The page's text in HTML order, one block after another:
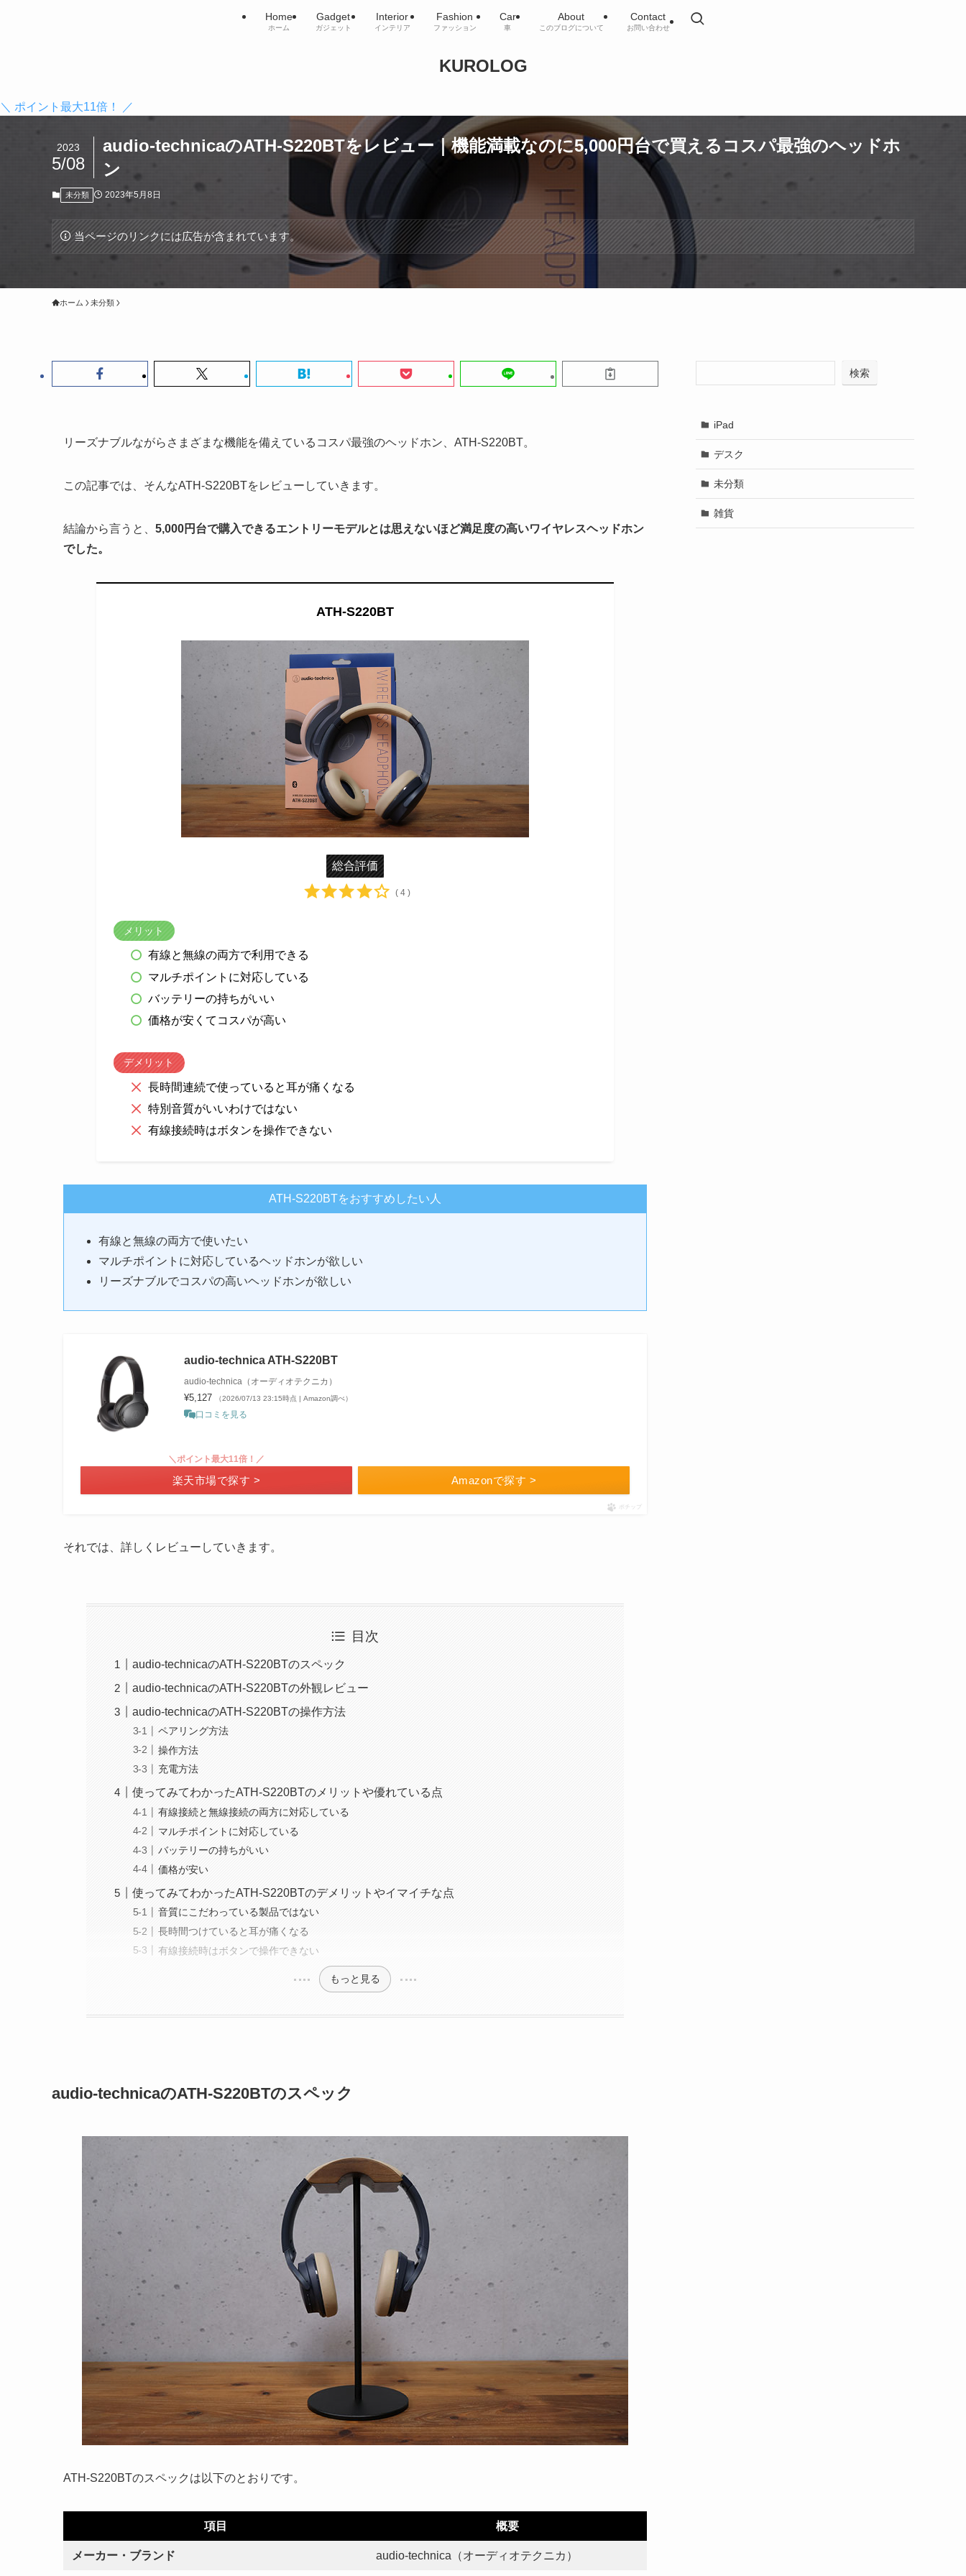
KUROLOG
Home
ホーム
Gadget
ガジェット
Interior
インテリア
Fashion
ファッション
Car
車
About
このブログについて
Contact
お問い合わせ
＼ ポイント最大11倍！ ／
audio-technicaのATH-S220BTをレビュー｜機能満載なのに5,000円台で買えるコスパ最強のヘッドホ
ン
2023
5/08
未分類 2023年5月8日
当ページのリンクには広告が含まれています。
ホーム 未分類
リーズナブルながらさまざまな機能を備えているコスパ最強のヘッドホン、ATH-S220BT。
この記事では、そんなATH-S220BTをレビューしていきます。
結論から言うと、 5,000円台で購入できるエントリーモデルとは思えないほど満足度の高いワイヤレスヘッドホン
でした。
ATH-S220BT
総合評価
( 4 )
メリット
有線と無線の両方で利用できる
マルチポイントに対応している
バッテリーの持ちがいい
価格が安くてコスパが高い
デメリット
長時間連続で使っていると耳が痛くなる
特別音質がいいわけではない
有線接続時はボタンを操作できない
ATH-S220BTをおすすめしたい人
有線と無線の両方で使いたい
マルチポイントに対応しているヘッドホンが欲しい
リーズナブルでコスパの高いヘッドホンが欲しい
audio-technica ATH-S220BT
audio-technica（オーディオテクニカ）
¥5,127 （2026/07/13 23:15時点 | Amazon調べ）
口コミを見る
Amazonで探す >
＼ポイント最大11倍！／
楽天市場で探す >
ポチップ
それでは、詳しくレビューしていきます。
目次
audio-technicaのATH-S220BTのスペック
audio-technicaのATH-S220BTの外観レビュー
audio-technicaのATH-S220BTの操作方法
ペアリング方法
操作方法
充電方法
使ってみてわかったATH-S220BTのメリットや優れている点
有線接続と無線接続の両方に対応している
マルチポイントに対応している
バッテリーの持ちがいい
価格が安い
使ってみてわかったATH-S220BTのデメリットやイマイチな点
音質にこだわっている製品ではない
長時間つけていると耳が痛くなる
有線接続時はボタンで操作できない
もっと見る
audio-technicaのATH-S220BTのスペック
ATH-S220BTのスペックは以下のとおりです。
項目 概要
メーカー・ブランド audio-technica（オーディオテクニカ）
検索
iPad
デスク
未分類
雑貨